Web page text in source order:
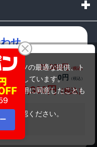
）
25,300円
0円
25,300円
ん
せ
休業:日曜日)
テンツの最適な提供、ト
使用しています。
の利用に同意したことも
をご確認ください。